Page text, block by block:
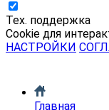
Тех. поддержка
Cookie для
НАСТРОЙКИ
Главная